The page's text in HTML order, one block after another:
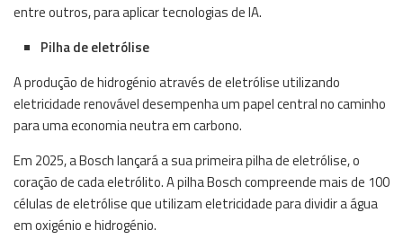
entre outros, para aplicar tecnologias de IA.
Pilha de eletrólise
A produção de hidrogénio através de eletrólise utilizando
eletricidade renovável desempenha um papel central no caminho
para uma economia neutra em carbono.
Em 2025, a Bosch lançará a sua primeira pilha de eletrólise, o
coração de cada eletrólito. A pilha Bosch compreende mais de 100
células de eletrólise que utilizam eletricidade para dividir a água
em oxigénio e hidrogénio.